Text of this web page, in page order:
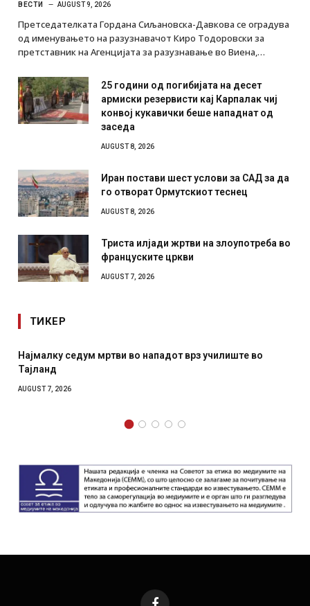
ВЕСТИ AUGUST 9, 2026
Претседателката Гордана Сиљановска-Давкова се оградува
од именувањето на разузнавачот Киро Тодоровски за
претставник на Агенцијата за разузнавање во Виена,…
25 години од погибијата на десет
армиски резервисти кај Карпалак чиј
конвој кукавички беше нападнат од
заседа
AUGUST 8, 2026
Иран постави шест услови за САД за да
го отворат Ормутскиот теснец
AUGUST 8, 2026
Триста илјади жртви на злоупотреба во
француските цркви
AUGUST 7, 2026
ТИКЕР
СОЗИС: Украинците повеќе им веруваат на генералите
отколку на Зеленски
AUGUST 7, 2026